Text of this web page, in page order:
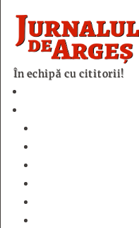
În echipă cu cititorii!